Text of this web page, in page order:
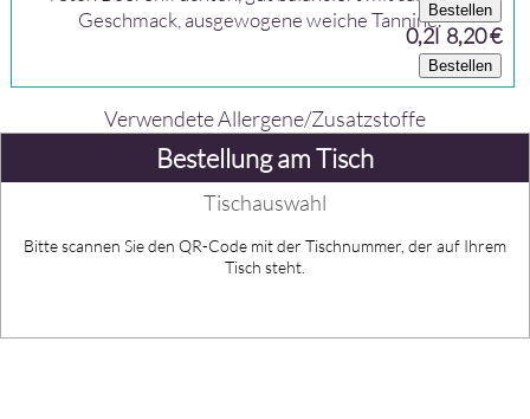
Geschmack, ausgewogene weiche Tannine.Bestellen
0,2l 8,20 €
Bestellen
Verwendete Allergene/Zusatzstoffe
Bestellung am Tisch
Tischauswahl
Bitte scannen Sie den QR-Code mit der Tischnummer, der auf Ihrem
Tisch steht.